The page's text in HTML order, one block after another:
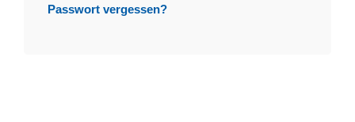
Passwort vergessen?